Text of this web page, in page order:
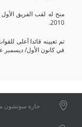
منح له لقب الفريق
2010.
تم تعيينه قائدا أعلى
في كانون الأول/ ديسمبر عام
حارة سوتشون